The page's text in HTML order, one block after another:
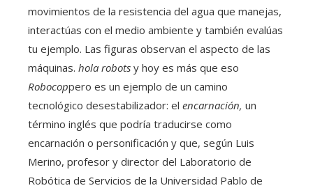
movimientos de la resistencia del agua que manejas,
interactúas con el medio ambiente y también evalúas
tu ejemplo. Las figuras observan el aspecto de las
máquinas. hola robots y hoy es más que eso
Robocoppero es un ejemplo de un camino
tecnológico desestabilizador: el encarnación, un
término inglés que podría traducirse como
encarnación o personificación y que, según Luis
Merino, profesor y director del Laboratorio de
Robótica de Servicios de la Universidad Pablo de